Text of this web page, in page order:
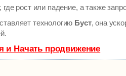
рост или падение, а также
технологию Буст, она
и Начать продвижение